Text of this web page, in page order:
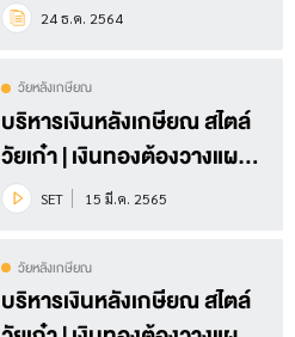
24 ธ.ค. 2564
วัยหลังเกษียณ
บริหารเงินหลังเกษียณ สไตล์
วัยเก๋า | เงินทองต้องวางแผน
Season 4 EP.12 (3/3)
SET 15 มี.ค. 2565
วัยหลังเกษียณ
บริหารเงินหลังเกษียณ สไตล์